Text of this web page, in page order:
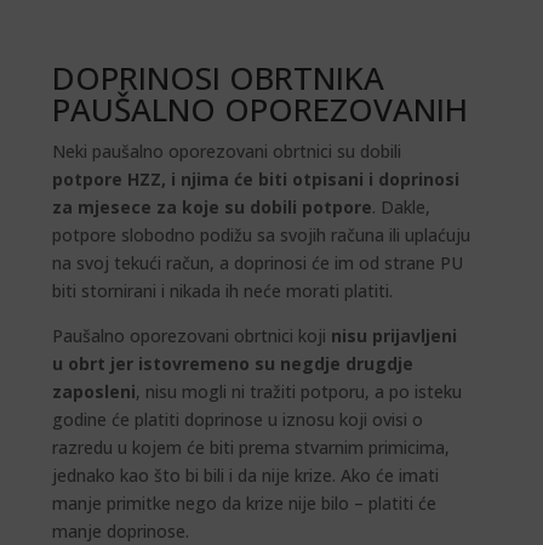
DOPRINOSI OBRTNIKA
PAUŠALNO OPOREZOVANIH
Neki paušalno oporezovani obrtnici su dobili
potpore HZZ, i njima će biti otpisani i doprinosi
za mjesece za koje su dobili potpore. Dakle,
potpore slobodno podižu sa svojih računa ili uplaćuju
na svoj tekući račun, a doprinosi će im od strane PU
biti stornirani i nikada ih neće morati platiti.
Paušalno oporezovani obrtnici koji nisu prijavljeni
u obrt jer istovremeno su negdje drugdje
zaposleni, nisu mogli ni tražiti potporu, a po isteku
godine će platiti doprinose u iznosu koji ovisi o
razredu u kojem će biti prema stvarnim primicima,
jednako kao što bi bili i da nije krize. Ako će imati
manje primitke nego da krize nije bilo – platiti će
manje doprinose.